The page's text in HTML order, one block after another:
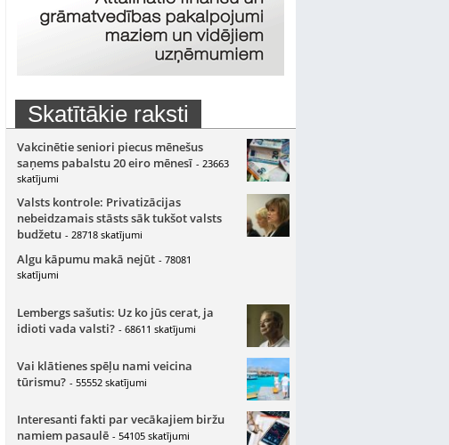
Skatītākie raksti
Vakcinētie seniori piecus mēnešus
saņems pabalstu 20 eiro mēnesī - 23663
skatījumi
Valsts kontrole: Privatizācijas
nebeidzamais stāsts sāk tukšot valsts
budžetu - 28718 skatījumi
Algu kāpumu makā nejūt - 78081
skatījumi
Lembergs sašutis: Uz ko jūs cerat, ja
idioti vada valsti? - 68611 skatījumi
Vai klātienes spēļu nami veicina
tūrismu? - 55552 skatījumi
Interesanti fakti par vecākajiem biržu
namiem pasaulē - 54105 skatījumi